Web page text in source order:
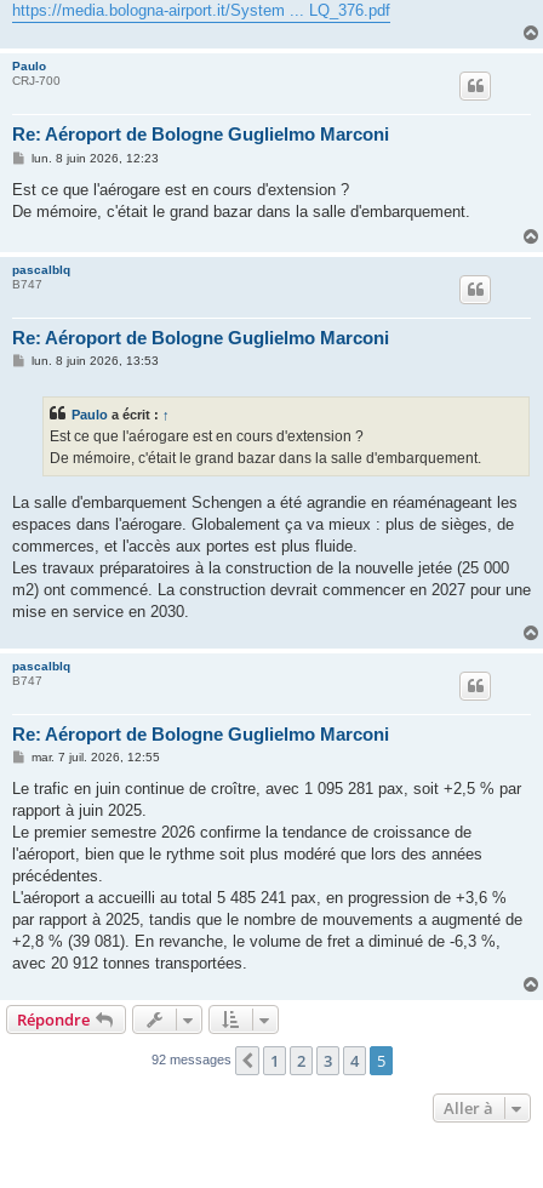
https://media.bologna-airport.it/System ... LQ_376.pdf
Paulo
CRJ-700
Re: Aéroport de Bologne Guglielmo Marconi
M
s
a
lun. 8 juin 2026, 12:23
Est ce que l'aérogare est en cours d'extension ?
De mémoire, c'était le grand bazar dans la salle d'embarquement.
pascalblq
B747
Re: Aéroport de Bologne Guglielmo Marconi
Mlun. 8 juin 2026, 13:53
Paulo a écrit : ↑
Est ce que l'aérogare est en cours d'extension ?
De mémoire, c'était le grand bazar dans la salle d'embarquement.
La salle d'embarquement Schengen a été agrandie en réaménageant les
espaces dans l'aérogare. Globalement ça va mieux : plus de sièges, de
commerces, et l'accès aux portes est plus fluide.
Les travaux préparatoires à la construction de la nouvelle jetée (25 000
m2) ont commencé. La construction devrait commencer en 2027 pour une
mise en service en 2030.
pascalblq
B747
Re: Aéroport de Bologne Guglielmo Marconi
M
s
a
g
mar. 7 juil. 2026, 12:55
Le trafic en juin continue de croître, avec 1 095 281 pax, soit +2,5 % par
rapport à juin 2025.
Le premier semestre 2026 confirme la tendance de croissance de
l'aéroport, bien que le rythme soit plus modéré que lors des années
précédentes.
L'aéroport a accueilli au total 5 485 241 pax, en progression de +3,6 %
par rapport à 2025, tandis que le nombre de mouvements a augmenté de
+2,8 % (39 081). En revanche, le volume de fret a diminué de -6,3 %,
avec 20 912 tonnes transportées.
Répondre
92 messages Précédente
1 2 3 4 5
Aller à